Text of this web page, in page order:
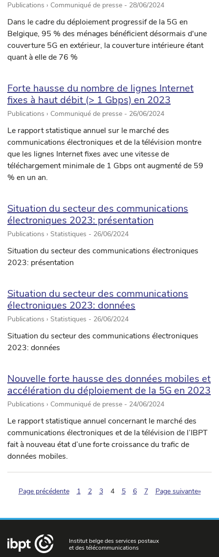
Publications › Communiqué de presse - 28/06/2024
Dans le cadre du déploiement progressif de la 5G en
Belgique, 95 % des ménages bénéficient désormais d'une
couverture 5G en extérieur, la couverture intérieure étant
quant à elle de 76 %
Forte hausse du nombre de lignes Internet
fixes à haut débit (> 1 Gbps) en 2023
Publications › Communiqué de presse - 26/06/2024
Le rapport statistique annuel sur le marché des
communications électroniques et de la télévision montre
que les lignes Internet fixes avec une vitesse de
téléchargement minimale de 1 Gbps ont augmenté de 59
% en un an.
Situation du secteur des communications
électroniques 2023: présentation
Publications › Statistiques - 26/06/2024
Situation du secteur des communications électroniques
2023: présentation
Situation du secteur des communications
électroniques 2023: données
Publications › Statistiques - 26/06/2024
Situation du secteur des communications électroniques
2023: données
Nouvelle forte hausse des données mobiles et
accélération du déploiement de la 5G en 2023
Publications › Communiqué de presse - 24/06/2024
Le rapport statistique annuel concernant le marché des
communications électroniques et de la télévision de l’IBPT
fait à nouveau état d’une forte croissance du trafic de
données mobiles.
Page précédente 1 2 3 4(pagination.current)
5 6 7 Page suivante»
Institut belge des services postaux
et des télécommunications